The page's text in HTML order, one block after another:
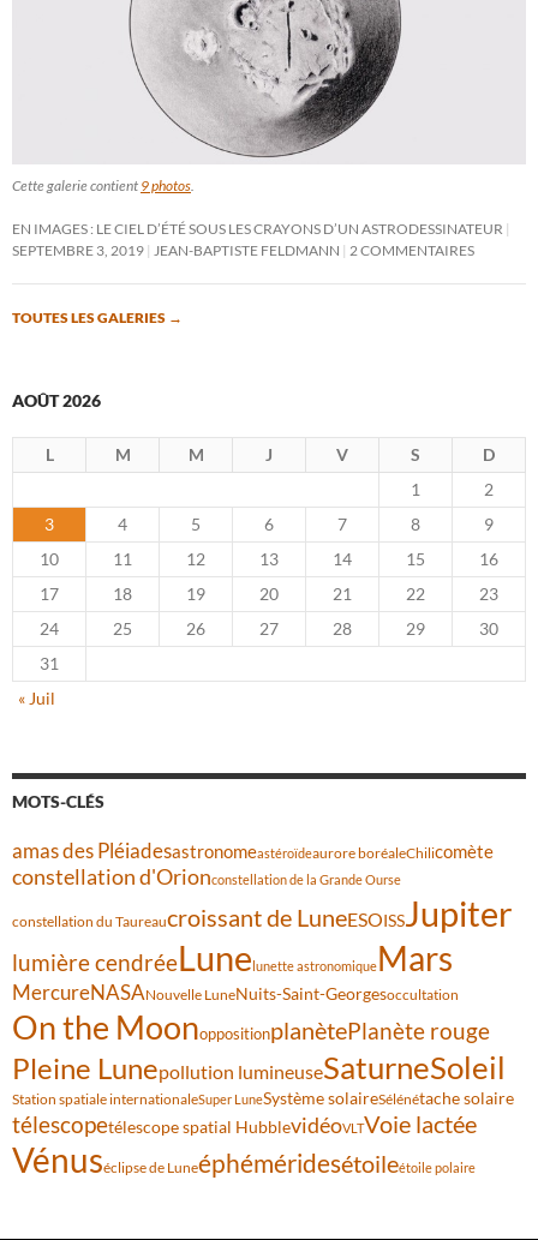
Cette galerie contient 9 photos.
EN IMAGES : LE CIEL D’ÉTÉ SOUS LES CRAYONS D’UN ASTRODESSINATEUR
SEPTEMBRE 3, 2019 JEAN-BAPTISTE FELDMANN 2 COMMENTAIRES
TOUTES LES GALERIES →
AOÛT 2026
L M M J V S
D
1
2
3
4 5 6 7 8
9
10
11 12 13 14 15
16
17
18 19 20 21 22
23
24
25 26 27 28 29
30
31
« Juil
MOTS-CLÉS
amas des Pléiadesastronomeastéroïdeaurore boréaleChilicomète
constellation d'Orionconstellation de la Grande Ourse
constellation du Taureaucroissant de LuneESOISSJupiter
lumière cendréeLune lunette astronomiqueMars
MercureNASANouvelle LuneNuits-Saint-Georgesoccultation
On the MoonoppositionplanètePlanète rouge
Pleine Lunepollution lumineuseSaturneSoleil
Station spatiale internationaleSuper LuneSystème solaireSélénétache solaire
télescopetélescope spatial HubblevidéoVLTVoie lactée
Vénuséclipse de Luneéphéméridesétoileétoile polaire